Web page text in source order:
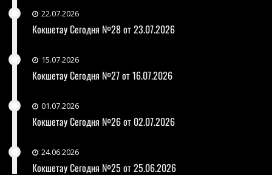
22.07.2026
Кокшетау Сегодня №28 от 23.07.2026
15.07.2026
Кокшетау Сегодня №27 от 16.07.2026
01.07.2026
Кокшетау Сегодня №26 от 02.07.2026
24.06.2026
Кокшетау Сегодня №25 от 25.06.2026